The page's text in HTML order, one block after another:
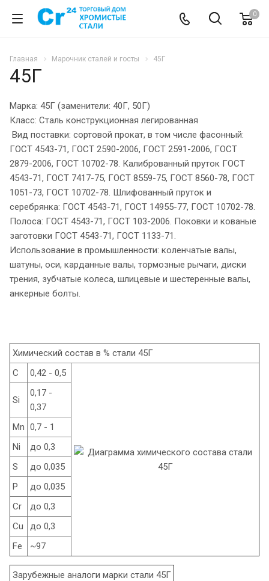
0
Главная Марочник сталей и госты 45Г
45Г
Марка: 45Г (заменители: 40Г, 50Г)
Класс: Сталь конструкционная легированная
Вид поставки: сортовой прокат, в том числе фасонный:
ГОСТ 4543-71, ГОСТ 2590-2006, ГОСТ 2591-2006, ГОСТ
2879-2006, ГОСТ 10702-78. Калиброванный пруток ГОСТ
4543-71, ГОСТ 7417-75, ГОСТ 8559-75, ГОСТ 8560-78, ГОСТ
1051-73, ГОСТ 10702-78. Шлифованный пруток и
серебрянка: ГОСТ 4543-71, ГОСТ 14955-77, ГОСТ 10702-78.
Полоса: ГОСТ 4543-71, ГОСТ 103-2006. Поковки и кованые
заготовки ГОСТ 4543-71, ГОСТ 1133-71.
Использование в промышленности: коленчатые валы,
шатуны, оси, карданные валы, тормозные рычаги, диски
трения, зубчатые колеса, шлицевые и шестеренные валы,
анкерные болты.
Химический состав в % стали 45Г
C
0,42 - 0,5
Si
0,17 -
0,37
Mn 0,7 - 1
Ni
до 0,3
S
до 0,035
P
до 0,035
Cr
до 0,3
Cu
до 0,3
Fe
~97
Зарубежные аналоги марки стали 45Г